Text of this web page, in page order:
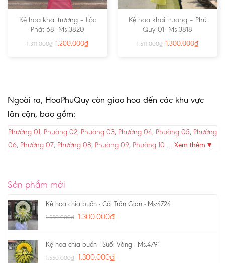
Kệ hoa khai trương – Lộc
Phát 68- Ms:3820
1.311.000₫ 1.200.000₫
Kệ hoa khai trương – Phú
Quý 01- Ms:3818
1.511.000₫ 1.300.000₫
Ngoài ra, HoaPhuQuy còn giao hoa đến các khu vực
lân cận, bao gồm:
Phường 01, Phường 02, Phường 03, Phường 04, Phường 05, Phường
06, Phường 07, Phường 08, Phường 09, Phường 10 … Xem thêm ▾.
Sản phẩm mới
Kệ hoa chia buồn - Cõi Trần Gian - Ms:4724
1.550.000₫ 1.300.000₫
Kệ hoa chia buồn - Suối Vàng - Ms:4791
1.550.000₫ 1.300.000₫